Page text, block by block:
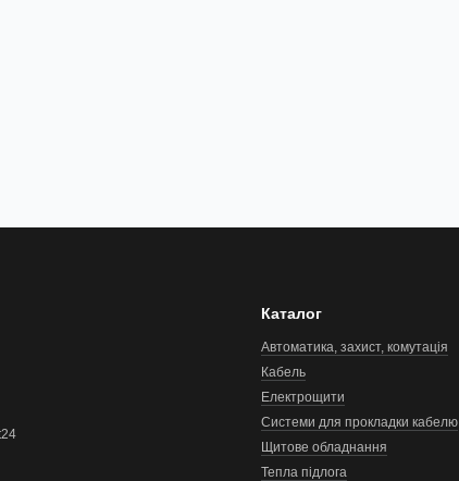
Каталог
Автоматика, захист, комутація
Кабель
Електрощити
Системи для прокладки кабелю
Щитове обладнання
Тепла підлога